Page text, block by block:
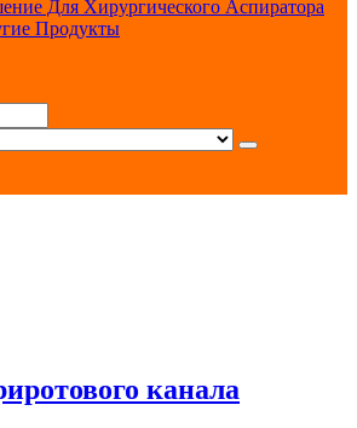
Для Хирургического Аспиратора
Продукты
канала